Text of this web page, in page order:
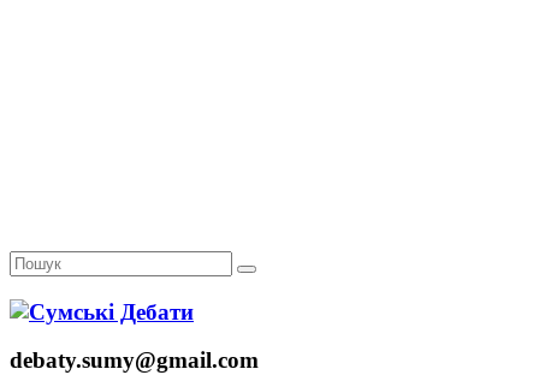
debaty.sumy@gmail.com